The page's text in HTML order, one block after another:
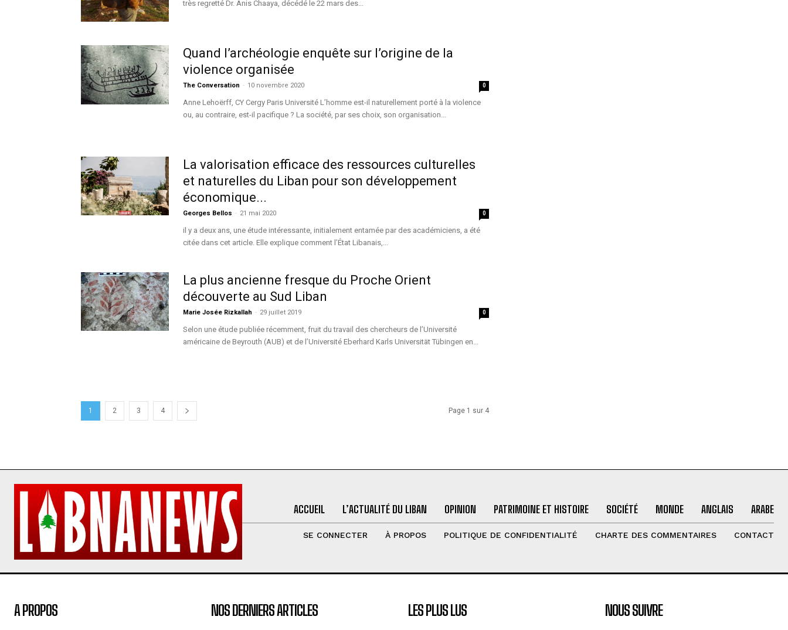
très regretté Dr. Anis Chaaya, décédé le 22 mars des...
Quand l’archéologie enquête sur l’origine de la
violence organisée
The Conversation - 10 novembre 2020 0
Anne Lehoërff, CY Cergy Paris Université L’homme est-il naturellement porté à la violence
ou, au contraire, est-il pacifique ? La société, par ses choix, son organisation...
La valorisation efficace des ressources culturelles
et naturelles du Liban pour son développement
économique...
Georges Bellos - 21 mai 2020 0
il y a deux ans, une étude intéressante, initialement entamée par des académiciens, a été
citée dans cet article. Elle explique comment l’État Libanais,...
La plus ancienne fresque du Proche Orient
découverte au Sud Liban
Marie Josée Rizkallah - 29 juillet 2019 0
Selon une étude publiée récemment, fruit du travail des chercheurs de l’Université
américaine de Beyrouth (AUB) et de l’Université Eberhard Karls Universität Tübingen en...
1 2 3 4 Page 1 sur 4
ACCUEIL L’ACTUALITÉ DU LIBAN OPINION PATRIMOINE ET HISTOIRE SOCIÉTÉ MONDE ANGLAIS ARABE
SE CONNECTER À PROPOS POLITIQUE DE CONFIDENTIALITÉ CHARTE DES COMMENTAIRES CONTACT
A PROPOS NOS DERNIERS ARTICLES LES PLUS LUS NOUS SUIVRE